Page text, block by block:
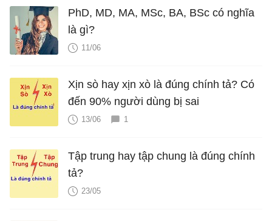
PhD, MD, MA, MSc, BA, BSc có nghĩa
là gì?
11/06
Xịn sò hay xịn xò là đúng chính tả? Có
đến 90% người dùng bị sai
13/06 1
Tập trung hay tập chung là đúng chính
tả?
23/05